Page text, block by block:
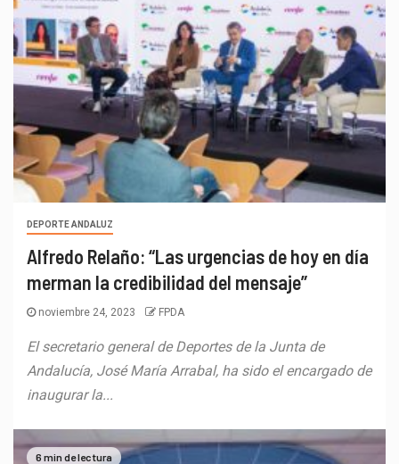
DEPORTE ANDALUZ
Alfredo Relaño: “Las urgencias de hoy en día
merman la credibilidad del mensaje”
noviembre 24, 2023 FPDA
El secretario general de Deportes de la Junta de
Andalucía, José María Arrabal, ha sido el encargado de
inaugurar la...
6 min de lectura